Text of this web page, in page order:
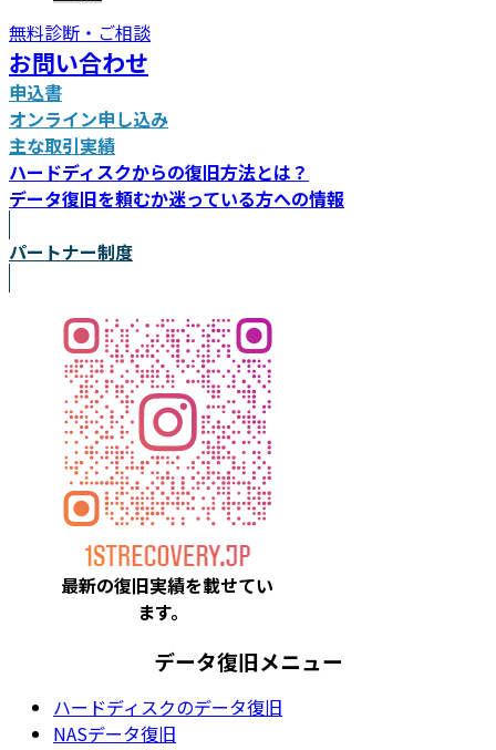
無料診断・ご相談
お問い合わせ
申込書
オンライン申し込み
主な取引実績
ハードディスクからの復旧方法とは？
データ復旧を頼むか迷っている方への情報
パートナー制度
最新の復旧実績を載せてい
ます。
データ復旧メニュー
ハードディスクのデータ復旧
NASデータ復旧